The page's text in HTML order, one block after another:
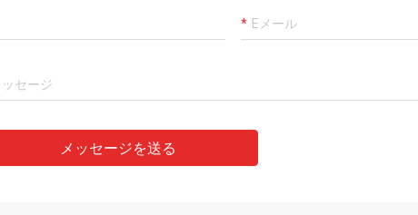
メッセージを送る